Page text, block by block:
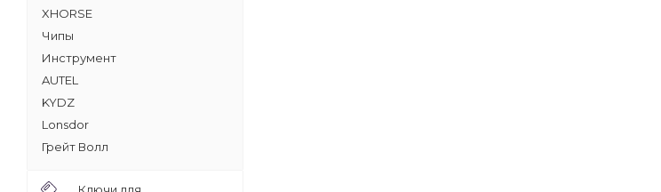
XHORSE
Чипы
Инструмент
AUTEL
KYDZ
Lonsdor
Грейт Волл